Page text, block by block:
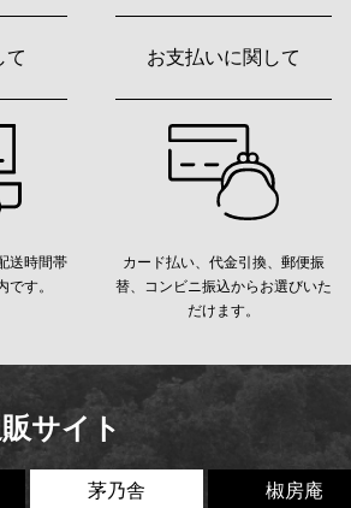
て
送時間帯
す。
お支払いに関して
カード払い、代金引換、郵便振
替、コンビニ振込からお選びいた
だけます。
サイト
茅乃舎 椒房庵